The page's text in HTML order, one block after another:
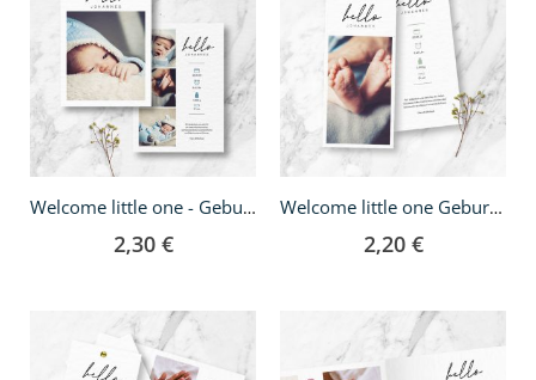
Welcome little one - Geburtskarte A5
2,30 €
Welcome little one Geburtskarte - DIN lang
2,20 €